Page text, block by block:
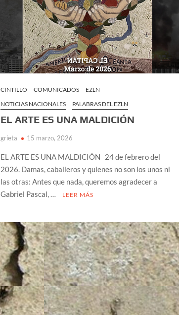
CINTILLO COMUNICADOS
EZLN
NOTICIAS NACIONALES
PALABRAS DEL EZLN
EL ARTE ES UNA MALDICIÓN
grieta 15 marzo, 2026
EL ARTE ES UNA MALDICIÓN 24 de febrero del
2026. Damas, caballeros y quienes no son los unos ni
las otras: Antes que nada, queremos agradecer a
Gabriel Pascal, …
LEER MÁS